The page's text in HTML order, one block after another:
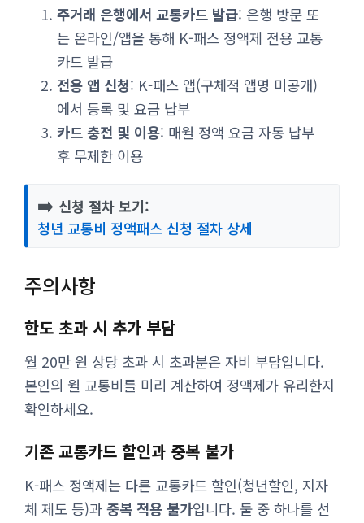
주거래 은행에서 교통카드 발급: 은행 방문 또
는 온라인/앱을 통해 K-패스 정액제 전용 교통
카드 발급
전용 앱 신청: K-패스 앱(구체적 앱명 미공개)
에서 등록 및 요금 납부
카드 충전 및 이용: 매월 정액 요금 자동 납부
후 무제한 이용
➡️ 신청 절차 보기:
청년 교통비 정액패스 신청 절차 상세
주의사항
한도 초과 시 추가 부담
월 20만 원 상당 초과 시 초과분은 자비 부담입니다.
본인의 월 교통비를 미리 계산하여 정액제가 유리한지
확인하세요.
기존 교통카드 할인과 중복 불가
K-패스 정액제는 다른 교통카드 할인(청년할인, 지자
체 제도 등)과 중복 적용 불가입니다. 둘 중 하나를 선